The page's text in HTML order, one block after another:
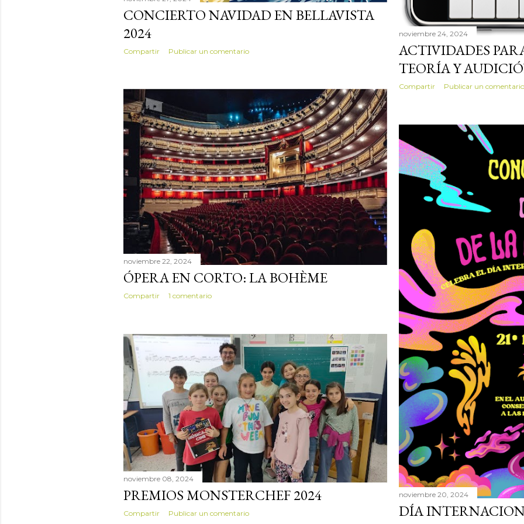
CONCIERTO NAVIDAD EN BELLAVISTA
2024
Compartir Publicar un comentario
noviembre 24, 2024
ACTIVIDADES
TEORÍA Y
Compartir Publicar un comentario
noviembre 22, 2024
ÓPERA EN CORTO: LA BOHÈME
Compartir 1 comentario
noviembre 20, 2024
DÍA
noviembre 08, 2024
PREMIOS MONSTERCHEF 2024
Compartir Publicar un comentario